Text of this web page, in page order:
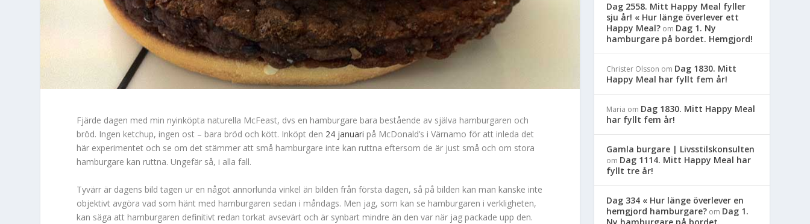
Fjärde dagen med min nyinköpta naturella McFeast, dvs en hamburgare bara bestående av själva hamburgaren och
bröd. Ingen ketchup, ingen ost – bara bröd och kött. Inköpt den 24 januari på McDonald’s i Värnamo för att inleda det
här experimentet och se om det stämmer att små hamburgare inte kan ruttna eftersom de är just små och om stora
hamburgare kan ruttna. Ungefär så, i alla fall.
Tyvärr är dagens bild tagen ur en något annorlunda vinkel än bilden från första dagen, så på bilden kan man kanske inte
objektivt avgöra vad som hänt med hamburgaren sedan i måndags. Men jag, som kan se hamburgaren i verkligheten,
kan säga att hamburgaren definitivt redan torkat avsevärt och är synbart mindre än den var när jag packade upp den.
Dag 2558. Mitt Happy Meal fyller
sju år! « Hur länge överlever ett
Happy Meal? om Dag 1. Ny
hamburgare på bordet. Hemgjord!
Christer Olsson om Dag 1830. Mitt
Happy Meal har fyllt fem år!
Maria om Dag 1830. Mitt Happy Meal
har fyllt fem år!
Gamla burgare | Livsstilskonsulten
om Dag 1114. Mitt Happy Meal har
fyllt tre år!
Dag 334 « Hur länge överlever en
hemgjord hamburgare? om Dag 1.